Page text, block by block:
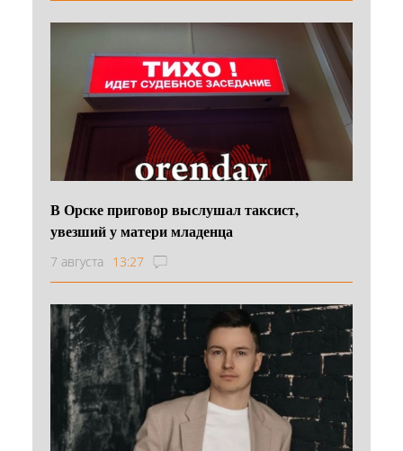
В Орске приговор выслушал таксист,
увезший у матери младенца
7 августа 13:27